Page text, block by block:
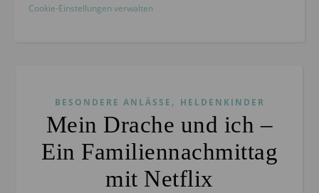
Cookie-Einstellungen verwalten
BESONDERE ANLÄSSE , HELDENKINDER
Mein Drache und ich –
Ein Familiennachmittag
mit Netflix